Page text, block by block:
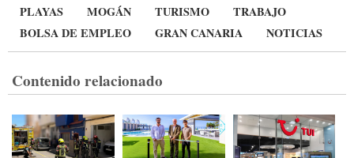
PLAYAS MOGÁN TURISMO
TRABAJO
BOLSA DE EMPLEO
GRAN CANARIA NOTICIAS
Contenido relacionado